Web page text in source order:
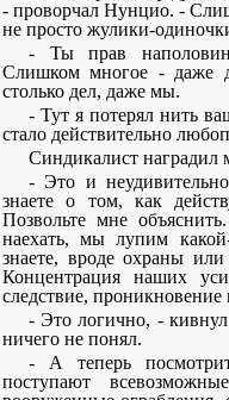
- проворчал Нунцио. -
не просто жулики-
- Ты прав
Слишком многое - даже
столько дел, даже мы.
- Тут я потерял нить
стало действительно
Синдикалист наградил
- Это и
знаете о том, как
Позвольте мне
наехать, мы лупим
знаете, вроде охраны
Концентрация наших
следствие,
- Это логично, - кивнул
ничего не понял.
- А теперь
поступают